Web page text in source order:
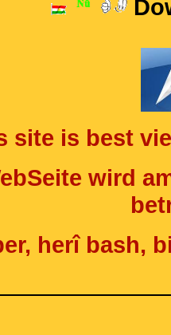
site is best
wird
herî bash,